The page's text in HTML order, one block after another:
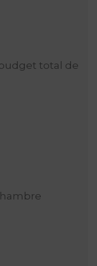
total de